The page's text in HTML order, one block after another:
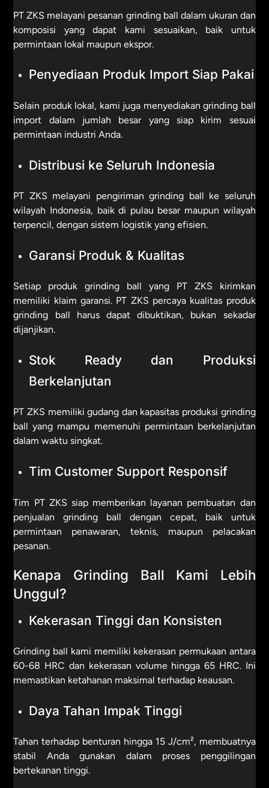
PT ZKS melayani pesanan grinding ball dalam ukuran dan
komposisi yang dapat kami sesuaikan, baik untuk
permintaan lokal maupun ekspor.
Penyediaan Produk Import Siap Pakai
Selain produk lokal, kami juga menyediakan grinding ball
import dalam jumlah besar yang siap kirim sesuai
permintaan industri Anda.
Distribusi ke Seluruh Indonesia
PT ZKS melayani pengiriman grinding ball ke seluruh
wilayah Indonesia, baik di pulau besar maupun wilayah
terpencil, dengan sistem logistik yang efisien.
Garansi Produk & Kualitas
Setiap produk grinding ball yang PT ZKS kirimkan
memiliki klaim garansi. PT ZKS percaya kualitas produk
grinding ball harus dapat dibuktikan, bukan sekadar
dijanjikan.
Stok Ready dan Produksi
Berkelanjutan
PT ZKS memiliki gudang dan kapasitas produksi grinding
ball yang mampu memenuhi permintaan berkelanjutan
dalam waktu singkat.
Tim Customer Support Responsif
Tim PT ZKS siap memberikan layanan pembuatan dan
penjualan grinding ball dengan cepat, baik untuk
permintaan penawaran, teknis, maupun pelacakan
pesanan.
Kenapa Grinding Ball Kami Lebih
Unggul?
Kekerasan Tinggi dan Konsisten
Grinding ball kami memiliki kekerasan permukaan antara
60-68 HRC dan kekerasan volume hingga 65 HRC. Ini
memastikan ketahanan maksimal terhadap keausan.
Daya Tahan Impak Tinggi
Tahan terhadap benturan hingga 15 J/cm², membuatnya
stabil Anda gunakan dalam proses penggilingan
bertekanan tinggi.